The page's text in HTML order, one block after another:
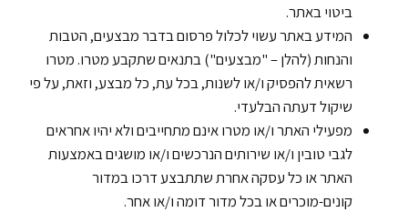
ביטוי באתר.
המידע באתר עשוי לכלול פרסום בדבר מבצעים, הטבות
והנחות (להלן – "מבצעים") בתנאים שתקבע מטרו. מטרו
רשאית להפסיק ו/או לשנות, בכל עת, כל מבצע, וזאת, על פי
שיקול דעתה הבלעדי.
מפעילי האתר ו/או מטרו אינם מתחייבים ולא יהיו אחראים
לגבי טובין ו/או שירותים הנרכשים ו/או מושגים באמצעות
האתר או כל עסקה אחרת שתתבצע דרכו במדור
קונים-מוכרים או בכל מדור דומה ו/או אחר.